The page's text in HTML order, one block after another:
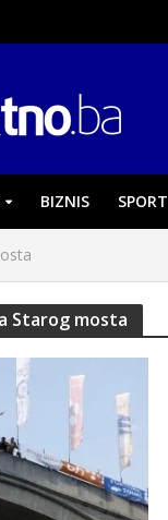
BIZNIS SPORT
Starog mosta